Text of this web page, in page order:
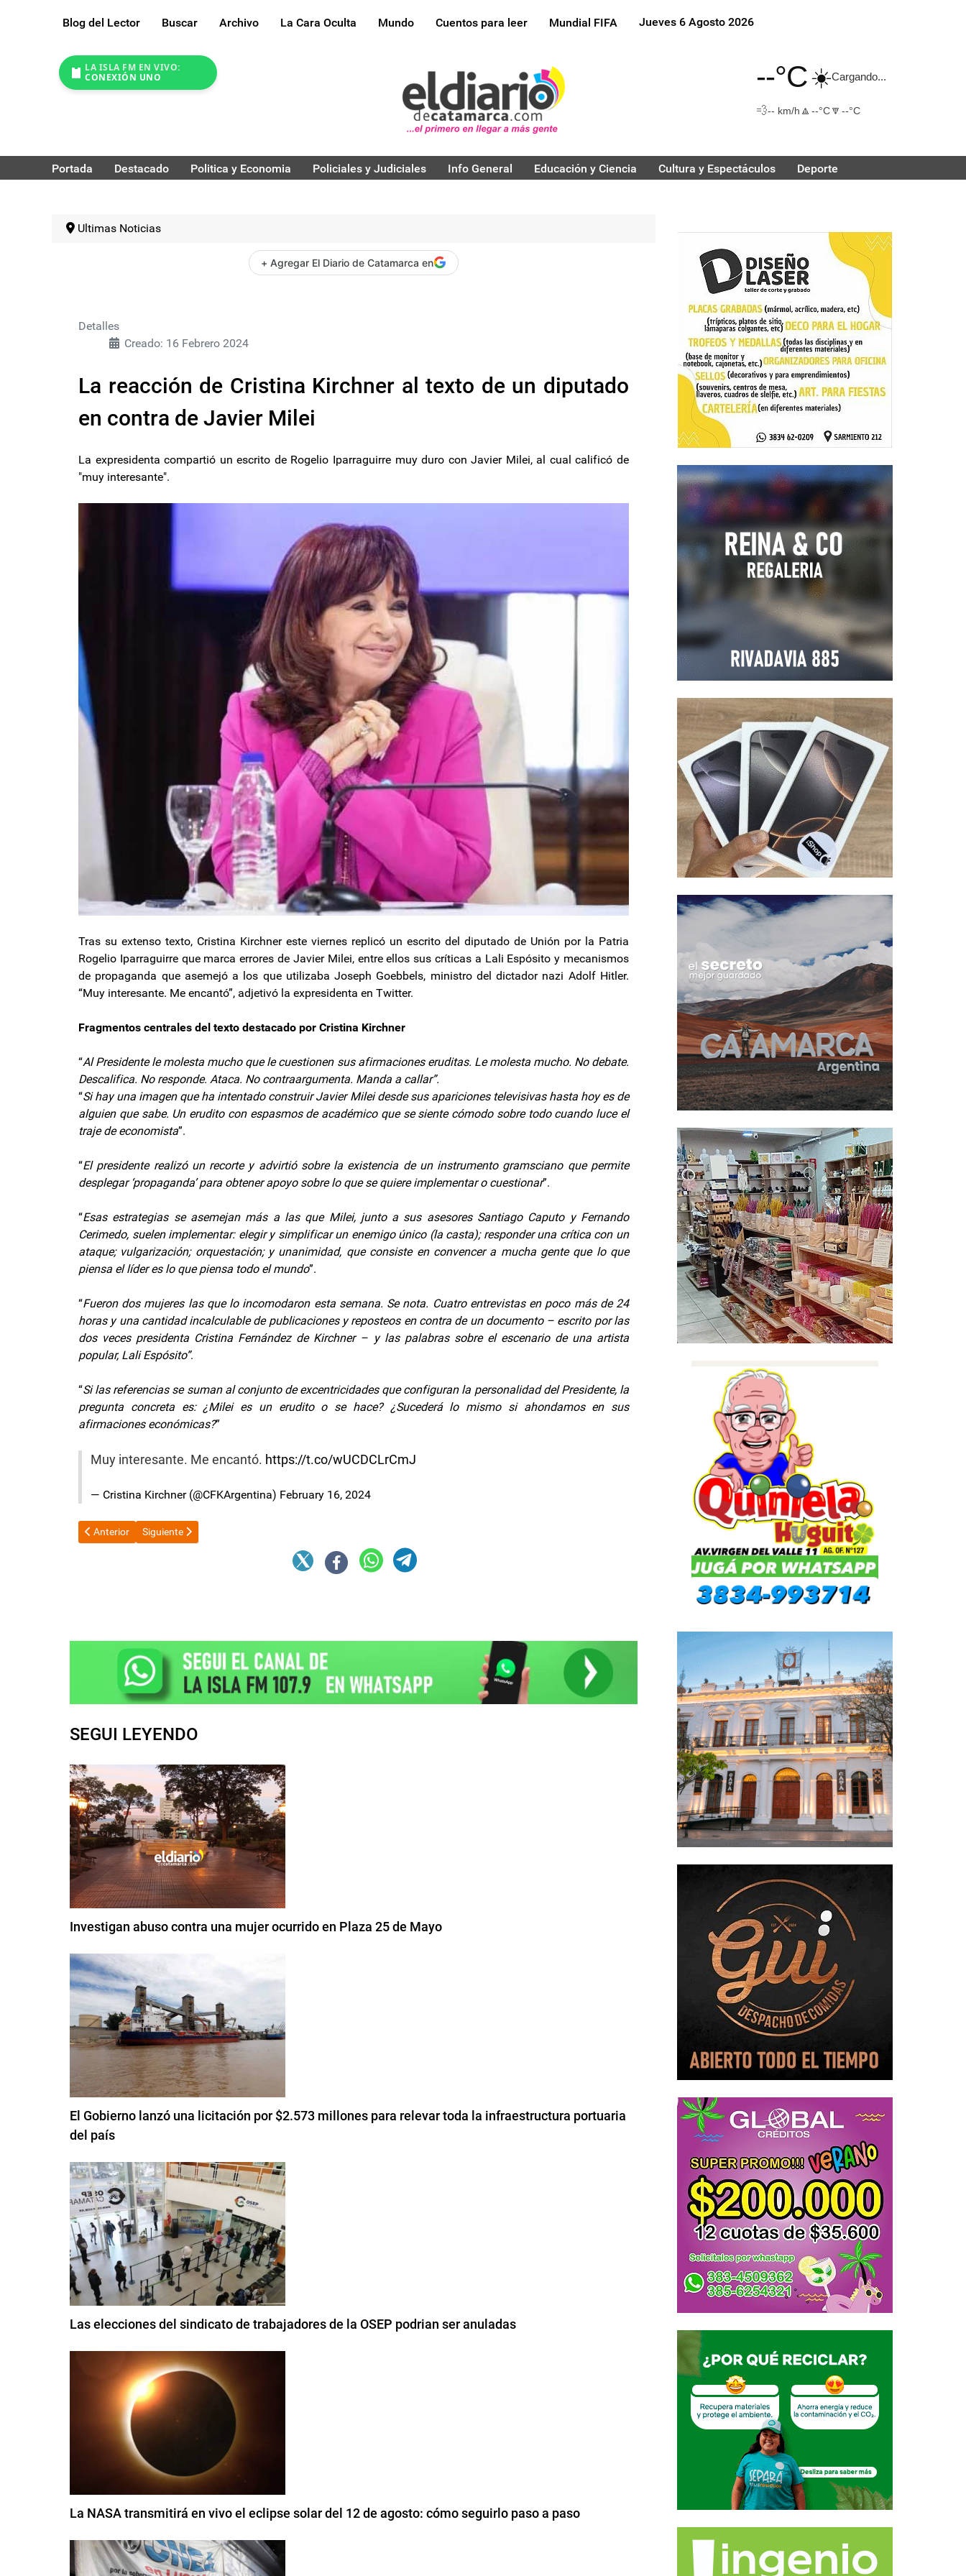
Blog del Lector Buscar Archivo La Cara Oculta Mundo Cuentos para leer Mundial FIFA Jueves 6 Agosto 2026
LA ISLA FM EN VIVO:
CONEXIÓN UNO
--°C☀️Cargando...
💨-- km/h 🔼 --°C🔽 --°C
Portada Destacado Politica y Economia Policiales y Judiciales Info General Educación y Ciencia Cultura y Espectáculos Deporte
Ultimas Noticias
+ Agregar El Diario de Catamarca en
Detalles
Creado: 16 Febrero 2024
La reacción de Cristina Kirchner al texto de un diputado
en contra de Javier Milei
La expresidenta compartió un escrito de Rogelio Iparraguirre muy duro con Javier Milei, al cual calificó de
"muy interesante".
Tras su extenso texto, Cristina Kirchner este viernes replicó un escrito del diputado de Unión por la Patria
Rogelio Iparraguirre que marca errores de Javier Milei, entre ellos sus críticas a Lali Espósito y mecanismos
de propaganda que asemejó a los que utilizaba Joseph Goebbels, ministro del dictador nazi Adolf Hitler.
“Muy interesante. Me encantó”, adjetivó la expresidenta en Twitter.
Fragmentos centrales del texto destacado por Cristina Kirchner
“Al Presidente le molesta mucho que le cuestionen sus afirmaciones eruditas. Le molesta mucho. No debate.
Descalifica. No responde. Ataca. No contraargumenta. Manda a callar”.
“Si hay una imagen que ha intentado construir Javier Milei desde sus apariciones televisivas hasta hoy es de
alguien que sabe. Un erudito con espasmos de académico que se siente cómodo sobre todo cuando luce el
traje de economista”.
“El presidente realizó un recorte y advirtió sobre la existencia de un instrumento gramsciano que permite
desplegar ‘propaganda’ para obtener apoyo sobre lo que se quiere implementar o cuestionar”.
“Esas estrategias se asemejan más a las que Milei, junto a sus asesores Santiago Caputo y Fernando
Cerimedo, suelen implementar: elegir y simplificar un enemigo único (la casta); responder una crítica con un
ataque; vulgarización; orquestación; y unanimidad, que consiste en convencer a mucha gente que lo que
piensa el líder es lo que piensa todo el mundo”.
“Fueron dos mujeres las que lo incomodaron esta semana. Se nota. Cuatro entrevistas en poco más de 24
horas y una cantidad incalculable de publicaciones y reposteos en contra de un documento – escrito por las
dos veces presidenta Cristina Fernández de Kirchner – y las palabras sobre el escenario de una artista
popular, Lali Espósito”.
“Si las referencias se suman al conjunto de excentricidades que configuran la personalidad del Presidente, la
pregunta concreta es: ¿Milei es un erudito o se hace? ¿Sucederá lo mismo si ahondamos en sus
afirmaciones económicas?”
Muy interesante. Me encantó. https://t.co/wUCDCLrCmJ
— Cristina Kirchner (@CFKArgentina) February 16, 2024
Artículo anterior: Ofrecen 5 millones de recompensa a quienes aporten información sobre los autores del desastre ambiental
Anterior Artículo siguiente: Milei, sobre la inflación: "el momento más duro será entre marzo y abril"
Siguiente
SEGUI LEYENDO
Investigan abuso contra una mujer ocurrido en Plaza 25 de Mayo
El Gobierno lanzó una licitación por $2.573 millones para relevar toda la infraestructura portuaria
del país
Las elecciones del sindicato de trabajadores de la OSEP podrian ser anuladas
La NASA transmitirá en vivo el eclipse solar del 12 de agosto: cómo seguirlo paso a paso